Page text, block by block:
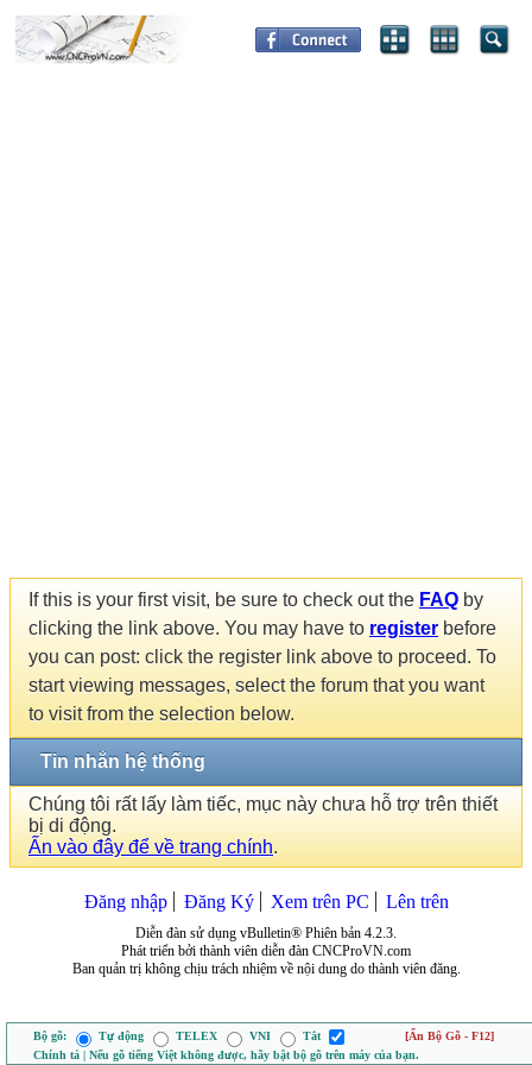
If this is your first visit, be sure to check out the FAQ by
clicking the link above. You may have to register before
you can post: click the register link above to proceed. To
start viewing messages, select the forum that you want
to visit from the selection below.
Tin nhắn hệ thống
Chúng tôi rất lấy làm tiếc, mục này chưa hỗ trợ trên thiết
bị di động.
Ấn vào đây để về trang chính.
Đăng nhập Đăng Ký Xem trên PC Lên trên
Diễn đàn sử dụng vBulletin® Phiên bản 4.2.3.
Phát triển bởi thành viên diễn đàn CNCProVN.com
Ban quản trị không chịu trách nhiệm về nội dung do thành viên đăng.
Bộ gõ: Tự động TELEX VNI Tắt
[Ẩn Bộ Gõ - F12]
Chính tả | Nếu gõ tiếng Việt không được, hãy bật bộ gõ trên máy của bạn.